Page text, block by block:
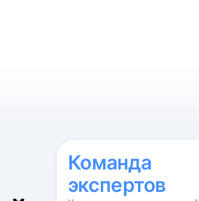
Команда
экспертов